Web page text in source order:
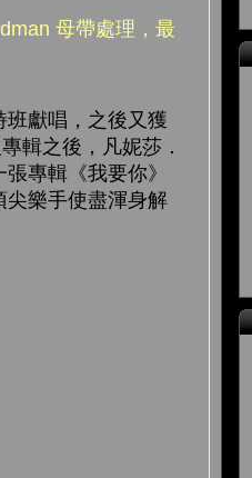
母帶處理，最
獻唱，之後又獲
輯之後，凡妮莎．
專輯《我要你》
尖樂手使盡渾身解